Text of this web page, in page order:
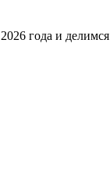
года и делимся